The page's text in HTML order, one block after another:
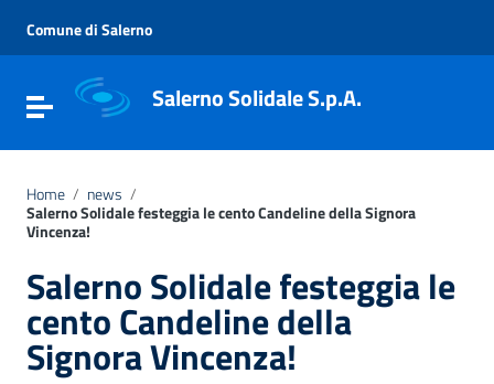
Vai al menu di navigazione
Vai al footer
Comune di Salerno
Attiva / disattiva la navigazione
Salerno Solidale S.p.A.
Home / news /
Salerno Solidale festeggia le cento Candeline della Signora
Vincenza!
Salerno Solidale festeggia le
cento Candeline della
Signora Vincenza!